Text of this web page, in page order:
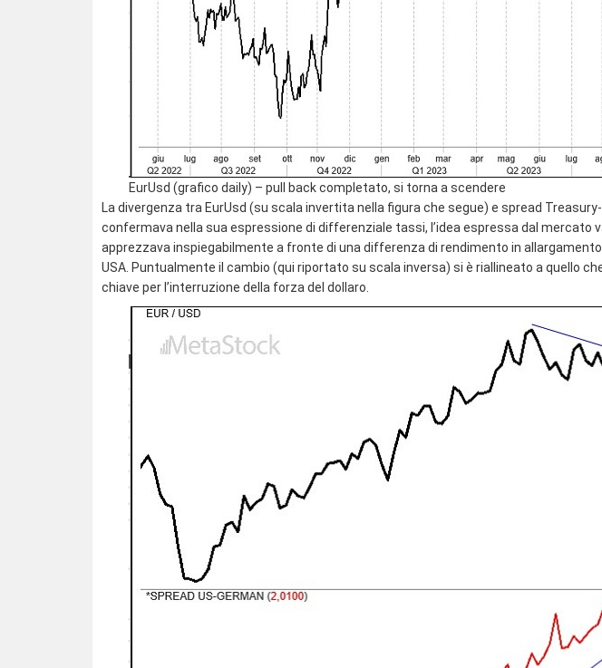
EurUsd (grafico daily) – pull back completato, si torna a scendere
La divergenza tra EurUsd (su scala invertita nella figura che segue) e spread
confermava nella sua espressione di differenziale tassi, l’idea espressa dal mercato
apprezzava inspiegabilmente a fronte di una differenza di rendimento in
USA. Puntualmente il cambio (qui riportato su scala inversa) si è riallineato a quello
chiave per l’interruzione della forza del dollaro.